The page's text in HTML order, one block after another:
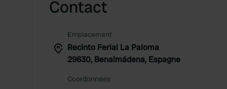
Contact
Emplacement
Recinto Ferial La Paloma
29630, Benalmádena, Espagne
Coordonnées